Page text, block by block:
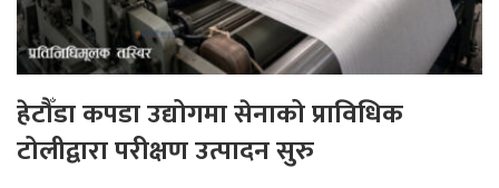
हेटौँडा कपडा उद्योगमा सेनाको प्राविधिक
टोलीद्वारा परीक्षण उत्पादन सुरु